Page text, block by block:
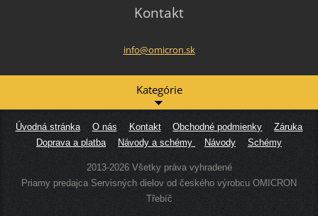
Kontakt
info@omicron.sk
Kategórie
Úvodná stránka O nás Kontakt Obchodné podmienky
Záruka
Doprava a platba
Návody a schémy Návody Schémy
2013-2026 Všetky práva vyhradené
Priamy predajca Servisných dielov od českého výrobcu OMICRON
Třebíč